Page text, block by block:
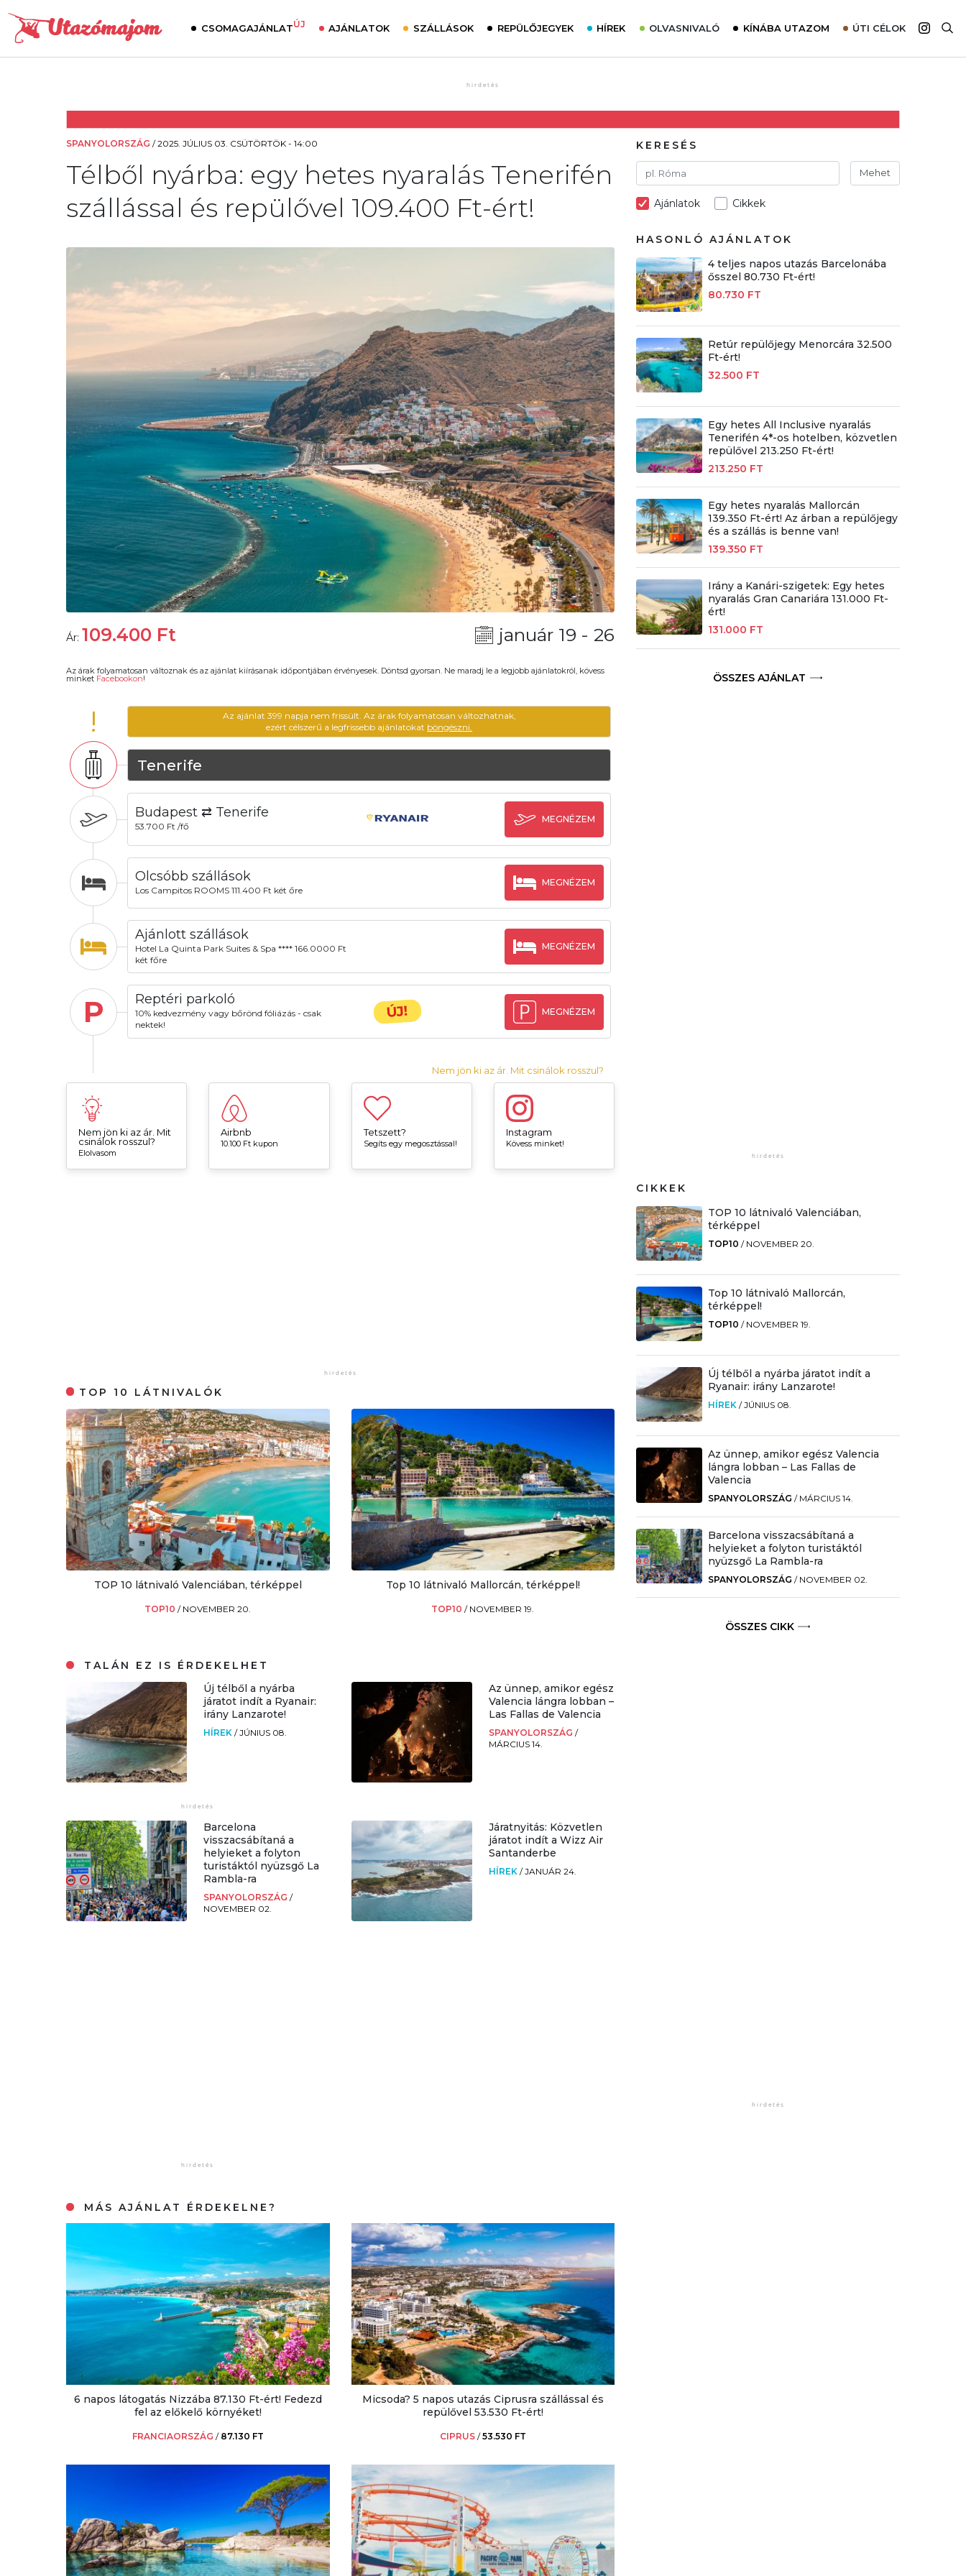
CSOMAGAJÁNLATÚJ AJÁNLATOK SZÁLLÁSOK REPÜLŐJEGYEK HÍREK OLVASNIVALÓ
Utazómajom – CitySIM kártya a világutazóknak
Élménybeszámolók
Szállodalátogatás
Sajtómegjelenések
KÍNÁBA UTAZOM ÚTI CÉLOK
Afrika
SPANYOLORSZÁG /2025. JÚLIUS 03. CSÜTÖRTÖK - 14:00
Télből nyárba: egy hetes nyaralás Tenerifén
szállással és repülővel 109.400 Ft-ért!
Ár: 109.400 Ft január 19 - 26
Az árak folyamatosan változnak és az ajánlat kiírásanak időpontjában érvényesek. Döntsd gyorsan. Ne maradj le a legjobb ajánlatokról, kövess
minket Facebookon!
!
Az ajánlat 399 napja nem frissült. Az árak folyamatosan változhatnak,
ezért célszerű a legfrissebb ajánlatokat böngészni.
Tenerife
Budapest ⇄ Tenerife
53.700 Ft /fő
MEGNÉZEM
Olcsóbb szállások
Los Campitos ROOMS 111.400 Ft két őre
MEGNÉZEM
Ajánlott szállások
Hotel La Quinta Park Suites & Spa **** 166.0000 Ft
két főre
MEGNÉZEM
P Reptéri parkoló
10% kedvezmény vagy bőrönd fóliázás - csak
nektek!
ÚJ! MEGNÉZEM
Nem jön ki az ár. Mit csinálok rosszul?
Nem jön ki az ár. Mit
csinálok rosszul?
Elolvasom
Airbnb
10.100 Ft kupon
Tetszett?
Segíts egy megosztással!
Instagram
Kövess minket!
TOP 10 LÁTNIVALÓK
TOP 10 látnivaló Valenciában, térképpel
TOP10/ NOVEMBER 20.
Top 10 látnivaló Mallorcán, térképpel!
TOP10/ NOVEMBER 19.
TALÁN EZ IS ÉRDEKELHET
Új télből a nyárba
járatot indít a Ryanair:
irány Lanzarote!
HÍREK/JÚNIUS 08.
Az ünnep, amikor egész
Valencia lángra lobban –
Las Fallas de Valencia
SPANYOLORSZÁG /
MÁRCIUS 14.
Barcelona
visszacsábítaná a
helyieket a folyton
turistáktól nyüzsgő La
Rambla-ra
SPANYOLORSZÁG/
NOVEMBER 02.
Járatnyitás: Közvetlen
járatot indít a Wizz Air
Santanderbe
HÍREK /JANUÁR 24.
MÁS AJÁNLAT ÉRDEKELNE?
6 napos látogatás Nizzába 87.130 Ft-ért! Fedezd
fel az előkelő környéket!
FRANCIAORSZÁG / 87.130 FT
Micsoda? 5 napos utazás Ciprusra szállással és
repülővel 53.530 Ft-ért!
CIPRUS /53.530 FT
KERESÉS
Mehet
Ajánlatok Cikkek
HASONLÓ AJÁNLATOK
4 teljes napos utazás Barcelonába
ősszel 80.730 Ft-ért!
80.730 FT
Retúr repülőjegy Menorcára 32.500
Ft-ért!
32.500 FT
Egy hetes All Inclusive nyaralás
Tenerifén 4*-os hotelben, közvetlen
repülővel 213.250 Ft-ért!
213.250 FT
Egy hetes nyaralás Mallorcán
139.350 Ft-ért! Az árban a repülőjegy
és a szállás is benne van!
139.350 FT
Irány a Kanári-szigetek: Egy hetes
nyaralás Gran Canariára 131.000 Ft-
ért!
131.000 FT
ÖSSZES AJÁNLAT
CIKKEK
TOP 10 látnivaló Valenciában,
térképpel
TOP10 / NOVEMBER 20.
Top 10 látnivaló Mallorcán,
térképpel!
TOP10 / NOVEMBER 19.
Új télből a nyárba járatot indít a
Ryanair: irány Lanzarote!
HÍREK /JÚNIUS 08.
Az ünnep, amikor egész Valencia
lángra lobban – Las Fallas de
Valencia
SPANYOLORSZÁG / MÁRCIUS 14.
Barcelona visszacsábítaná a
helyieket a folyton turistáktól
nyüzsgő La Rambla-ra
SPANYOLORSZÁG / NOVEMBER 02.
ÖSSZES CIKK